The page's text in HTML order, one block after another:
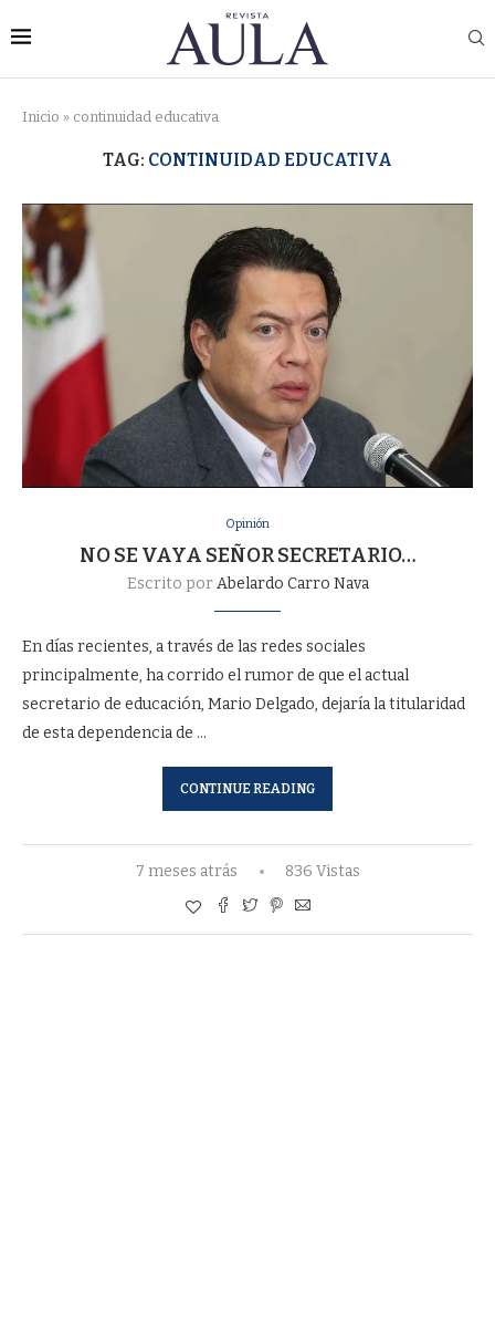
Inicio » continuidad educativa
TAG: CONTINUIDAD EDUCATIVA
Opinión
NO SE VAYA SEÑOR SECRETARIO…
Escrito porAbelardo Carro Nava
En días recientes, a través de las redes sociales
principalmente, ha corrido el rumor de que el actual
secretario de educación, Mario Delgado, dejaría la titularidad
de esta dependencia de …
CONTINUE READING
7 meses atrás 836 Vistas